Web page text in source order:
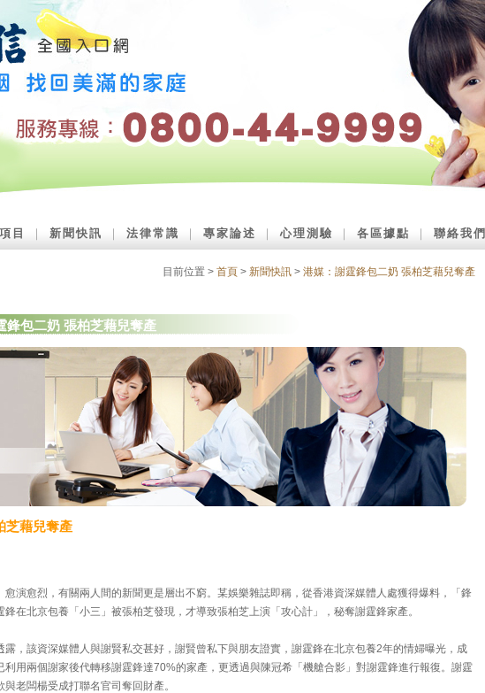
目 新聞快訊 法律常識 專家論述 ｜心理測驗 各區據點 聯絡我們
目前位置 > 首頁 > 新聞快訊 > 港媒：謝霆鋒包二奶 張柏芝藉兒奪產
鋒包二奶 張柏芝藉兒奪產
芝藉兒奪產
愈演愈烈，有關兩人間的新聞更是層出不窮。某娛樂雜誌即稱，從香港資深媒體人處獲得爆料，「鋒
在北京包養「小三」被張柏芝發現，才導致張柏芝上演「攻心計」，秘奪謝霆鋒家產。
露，該資深媒體人與謝賢私交甚好，謝賢曾私下與朋友證實，謝霆鋒在北京包養2年的情婦曝光，成
利用兩個謝家後代轉移謝霆鋒達70%的家產，更透過與陳冠希「機艙合影」對謝霆鋒進行報復。謝霆
老闆楊受成打聯名官司奪回財產。